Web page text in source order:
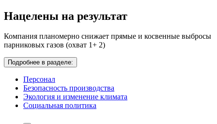
Нацелены на результат
Компания планомерно снижает прямые и косвенные выбросы
парниковых газов (охват 1+ 2)
Подробнее в разделе:
Персонал
Безопасность производства
Экология и изменение климата
Социальная политика